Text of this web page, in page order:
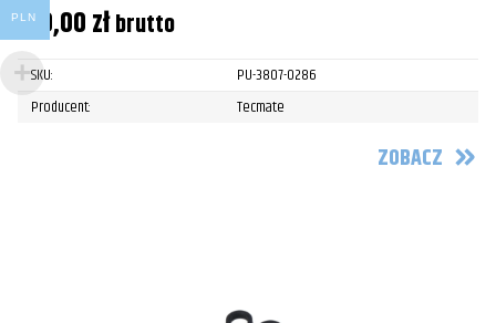
319,00złbrutto
SKU:
PU-3807-0286
Producent:
Tecmate
ZOBACZ
PLN